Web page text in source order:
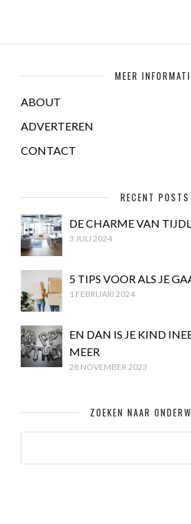
MEER
ABOUT
ADVERTEREN
CONTACT
RECENT POSTS
DE CHARME VAN
3 JULI 2024
5 TIPS VOOR ALS JE
1 FEBRUARI 2024
EN DAN IS JE KIND
MEER
28 NOVEMBER 2023
ZOEKEN NAAR
ZOEKEN